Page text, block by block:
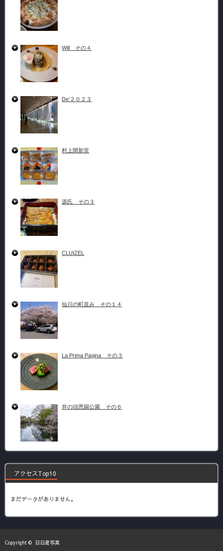
Will その４
De’２０２３
村上開新堂
源氏 その３
CLUIZEL
仙川の町並み その１４
La Prima Pagina その３
井の頭恩賜公園 その６
アクセスTop10
まだデータがありません。
Copyright © 日日是写真